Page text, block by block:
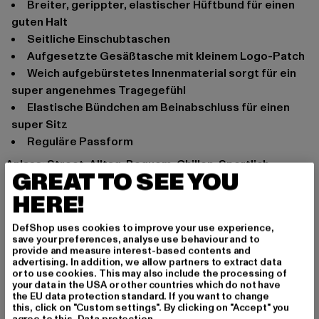
Breiter, gerippter, elastischer Hüftbund für einen
guten Halt
Seitliche Einschubtaschen
Aufgesetzte Gesäßtasche mit kleinem Logo-Patch
Weich aufgebürstetes Innenmaterial sorgt für ein
super angenehmes Tragegefühl
Elastische Bündchen am Beinabschluss für einen
super Sitz
Reguläre Passform
Anlass: Street, Alltag, Bequem, Chillen, Sportlich,
Freizeit, Lässig, Casual, Basic
Verschlussarten: Gummizug
Schnitt: Locker
Marke: Urban Classics
Kat.: Trousers - Sweat
Farbe: grau
Hersteller Farbe: grey
Materialzusammensetzung: 100% Baumwolle
GREAT TO SEE YOU
HERE!
DefShop uses cookies to improve your use experience,
save your preferences, analyse use behaviour and to
provide and measure interest-based contents and
advertising. In addition, we allow partners to extract data
or to use cookies. This may also include the processing of
your data in the USA or other countries which do not have
the EU data protection standard. If you want to change
this, click on "Custom settings". By clicking on "Accept" you